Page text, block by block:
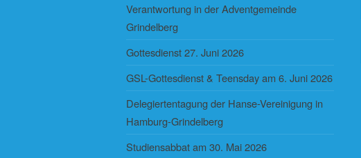
Verantwortung in der Adventgemeinde
Grindelberg
Gottesdienst 27. Juni 2026
GSL-Gottesdienst & Teensday am 6. Juni 2026
Delegiertentagung der Hanse-Vereinigung in
Hamburg-Grindelberg
Studiensabbat am 30. Mai 2026